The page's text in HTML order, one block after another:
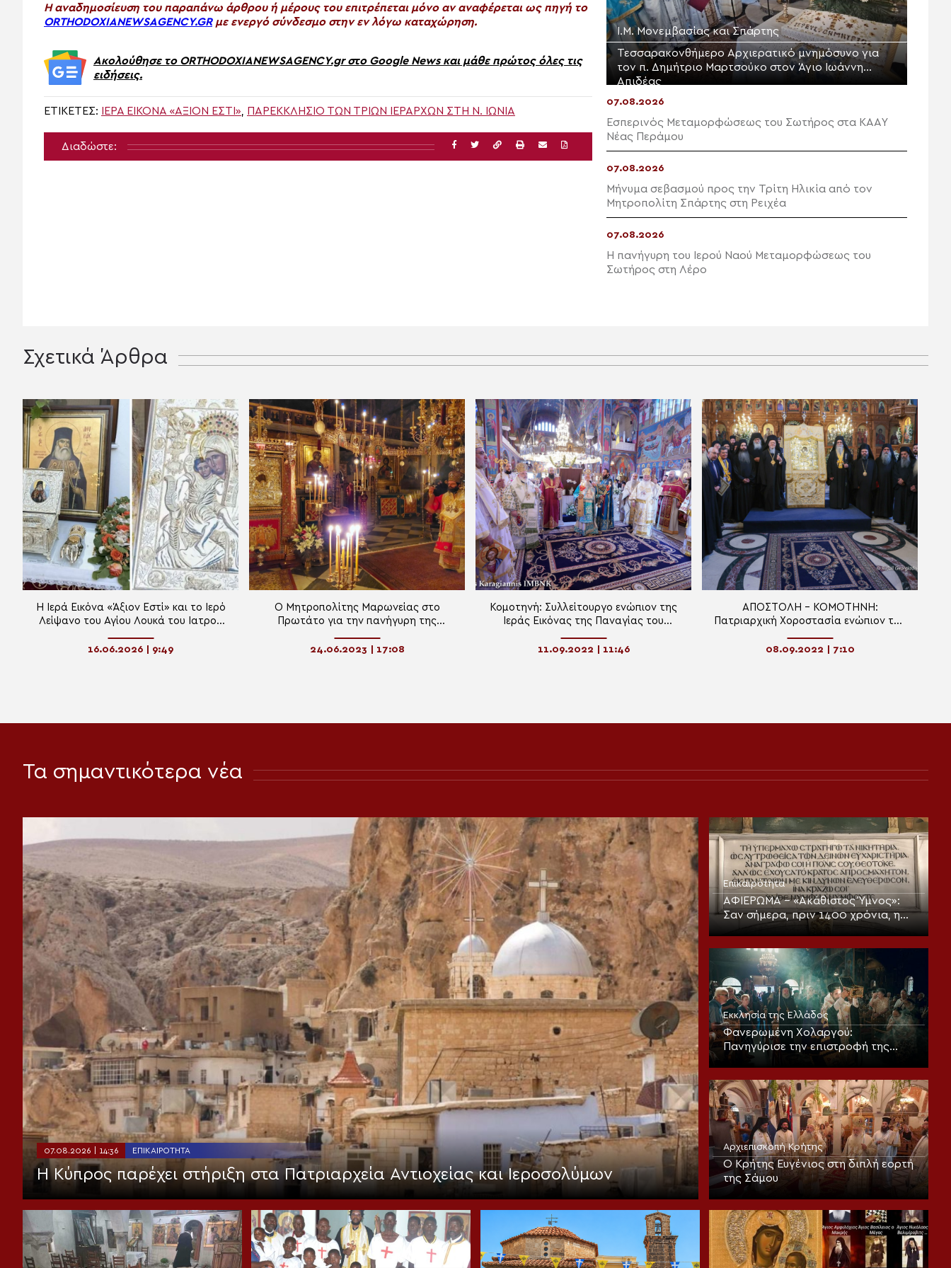
H αναδημοσίευση του παραπάνω άρθρου ή μέρους του επιτρέπεται μόνο αν αναφέρεται ως πηγή το
ORTHODOXIANEWSAGENCY.GRμε ενεργό σύνδεσμο στην εν λόγω καταχώρηση.
Ακολούθησε το ORTHODOXIANEWSAGENCY.gr στο Google News και μάθε πρώτος όλες τις
ειδήσεις.
ΕΤΙΚΈΤΕΣ: ΙΕΡΆ ΕΙΚΌΝΑ «ΆΞΙΟΝ ΕΣΤΊ», ΠΑΡΕΚΚΛΉΣΙΟ ΤΩΝ ΤΡΙΏΝ ΙΕΡΑΡΧΏΝ ΣΤΗ Ν. ΙΩΝΊΑ
Διαδώστε:
Ι.Μ. Μονεμβασίας και Σπάρτης
Τεσσαρακονθήμερο Αρχιερατικό μνημόσυνο για
τον π. Δημήτριο Μαρτσούκο στον Άγιο Ιωάννη
Απιδέας
07.08.2026
Εσπερινός Μεταμορφώσεως του Σωτήρος στα ΚΑΑΥ
Νέας Περάμου
07.08.2026
Μήνυμα σεβασμού προς την Τρίτη Ηλικία από τον
Μητροπολίτη Σπάρτης στη Ρειχέα
07.08.2026
Η πανήγυρη του Ιερού Ναού Μεταμορφώσεως του
Σωτήρος στη Λέρο
Σχετικά Άρθρα
Η Ιερά Εικόνα «Άξιον Εστί» και το Ιερό
Λείψανο του Αγίου Λουκά του Ιατρού
Παρεκκλήσιο των Τριών Ιεραρχών στη
16.06.2026 | 9:49
Ο Μητροπολίτης Μαρωνείας στο
Πρωτάτο για την πανήγυρη της
24.06.2023 | 17:08
Κομοτηνή: Συλλείτουργο ενώπιον της
Ιεράς Εικόνας της Παναγίας του
11.09.2022 | 11:46
ΑΠΟΣΤΟΛΗ – ΚΟΜΟΤΗΝΗ:
Πατριαρχική Χοροστασία ενώπιον της
«Άξιον Εστίν» (ΒΙΝΤΕΟ+ΦΩΤΟ)
08.09.2022 | 7:10
Τα σημαντικότερα νέα
07.08.2026 | 14:36 ΕΠΙΚΑΙΡΌΤΗΤΑ
Η Κύπρος παρέχει στήριξη στα Πατριαρχεία Αντιοχείας και Ιεροσολύμων
Επικαιρότητα
ΑΦΙΕΡΩΜΑ – «Ακάθιστος Ύμνος»:
Σαν σήμερα, πριν 1400 χρόνια, η
πρώτη ψαλμώδηση της
Εκκλησίας
Εκκλησία της Ελλάδος
Φανερωμένη Χολαργού:
Πανηγύρισε την επιστροφή της
παλαιάς ιεράς Λειψανοθήκης –
Επισκόπου Χριστουπόλεως
Αρχιεπισκοπή Κρήτης
Ο Κρήτης Ευγένιος στη διπλή εορτή
της Σάμου